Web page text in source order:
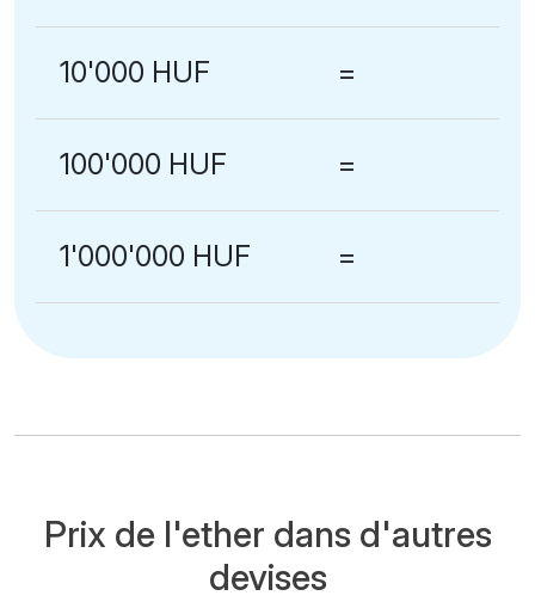
10'000 HUF =
100'000 HUF =
1'000'000 HUF =
Prix de l'ether dans d'autres
devises